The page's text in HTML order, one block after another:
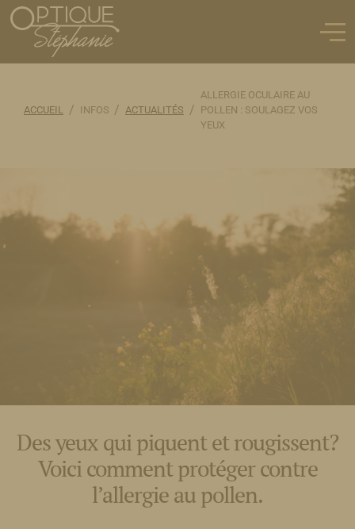
ACCUEIL / INFOS / ACTUALITÉS /
ALLERGIE OCULAIRE AU
POLLEN : SOULAGEZ VOS
YEUX
Des yeux qui piquent et rougissent?
Voici comment protéger contre
l’allergie au pollen.